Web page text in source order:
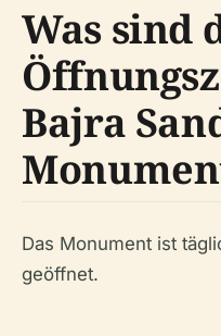
Was sind
Bajra
Das Monument ist
geöffnet.